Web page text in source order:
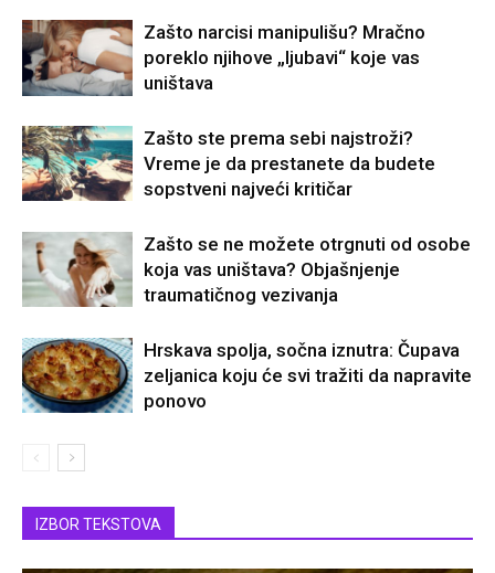
Zašto narcisi manipulišu? Mračno
poreklo njihove „ljubavi“ koje vas
uništava
Zašto ste prema sebi najstroži?
Vreme je da prestanete da budete
sopstveni najveći kritičar
Zašto se ne možete otrgnuti od osobe
koja vas uništava? Objašnjenje
traumatičnog vezivanja
Hrskava spolja, sočna iznutra: Čupava
zeljanica koju će svi tražiti da napravite
ponovo
IZBOR TEKSTOVA